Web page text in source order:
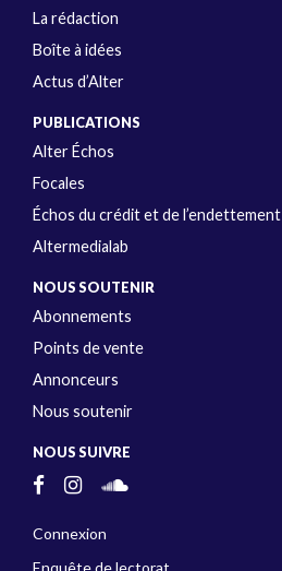
La rédaction
Boîte à idées
Actus d’Alter
PUBLICATIONS
Alter Échos
Focales
Échos du crédit et de l’endettement
Altermedialab
NOUS SOUTENIR
Abonnements
Points de vente
Annonceurs
Nous soutenir
NOUS SUIVRE
Connexion